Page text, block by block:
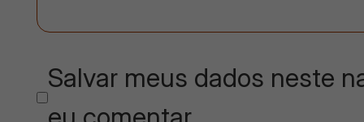
Salvar meus dados neste